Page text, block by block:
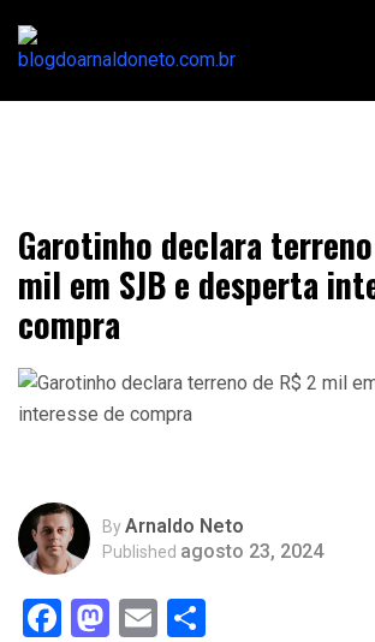
Garotinho declara
mil em SJB e desperta
compra
ByArnaldo Neto
Published agosto 23, 2024
Facebook
Mastodon
Email